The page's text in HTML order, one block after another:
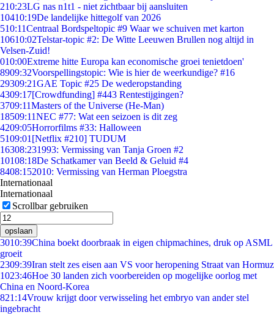
210:23LG nas n1t1 - niet zichtbaar bij aansluiten
10410:19De landelijke hittegolf van 2026
510:11Centraal Bordspeltopic #9 Waar we schuiven met karton
10610:02Telstar-topic #2: De Witte Leeuwen Brullen nog altijd in
Velsen-Zuid!
010:00Extreme hitte Europa kan economische groei tenietdoen'
8909:32Voorspellingstopic: Wie is hier de weerkundige? #16
29309:21GAE Topic #25 De wederopstanding
4309:17[Crowdfunding] #443 Rentestijgingen?
3709:11Masters of the Universe (He-Man)
18509:11NEC #77: Wat een seizoen is dit zeg
4209:05Horrorfilms #33: Halloween
5109:01 [Netflix #210] TUDUM
16308:231993: Vermissing van Tanja Groen #2
10108:18De Schatkamer van Beeld & Geluid #4
8408:152010: Vermissing van Herman Ploegstra
Internationaal
Internationaal
Scrollbar gebruiken
opslaan
3010:39China boekt doorbraak in eigen chipmachines, druk op ASML
groeit
2309:39Iran stelt zes eisen aan VS voor heropening Straat van Hormuz
1023:46Hoe 30 landen zich voorbereiden op mogelijke oorlog met
China en Noord-Korea
821:14Vrouw krijgt door verwisseling het embryo van ander stel
ingebracht